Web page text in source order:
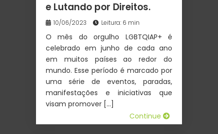
e Lutando por Direitos.
10/06/2023 Leitura: 6 min
O mês do orgulho LGBTQIAP+ é
celebrado em junho de cada ano
em muitos países ao redor do
mundo. Esse período é marcado por
uma série de eventos, paradas,
manifestações e iniciativas que
visam promover […]
Continue